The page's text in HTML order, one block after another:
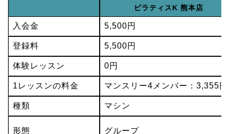
ピラティスK 熊本店
入会金 5,500円
登録料 5,500円
体験レッスン 0円
1レッスンの料金 マンスリー4メンバー：3,355円
種類 マシン
形態 グループ